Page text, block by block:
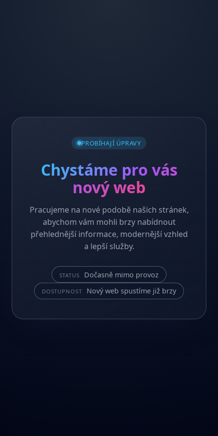
PROBÍHAJÍ ÚPRAVY
Chystáme pro vás
nový web
Pracujeme na nové podobě našich stránek,
abychom vám mohli brzy nabídnout
přehlednější informace, modernější vzhled
a lepší služby.
STATUS Dočasně mimo provoz
DOSTUPNOST Nový web spustíme již brzy